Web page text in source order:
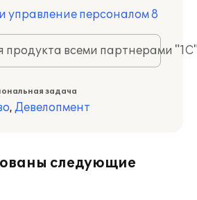
управление персоналом 8
продукта всеми партнерами
задача
, Девелопмент
следующие